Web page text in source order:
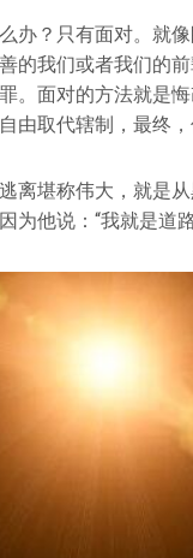
办？只有面对。就
的我们或者我们的
。面对的方法就是
由取代辖制，最终
离堪称伟大，就是
为他说：“我就是道